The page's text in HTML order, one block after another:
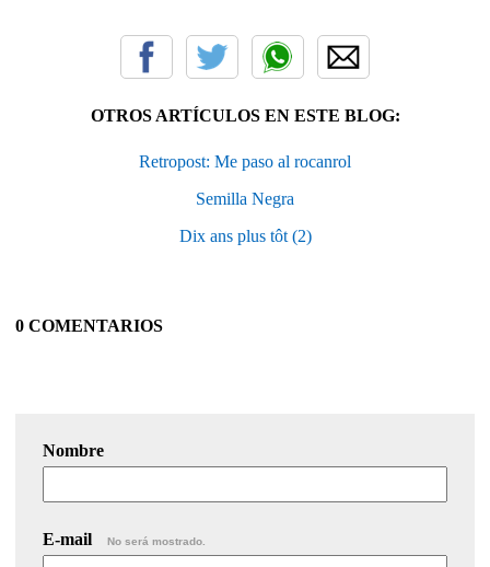
OTROS ARTÍCULOS EN ESTE BLOG:
Retropost: Me paso al rocanrol
Semilla Negra
Dix ans plus tôt (2)
0 COMENTARIOS
Nombre
E-mail No será mostrado.